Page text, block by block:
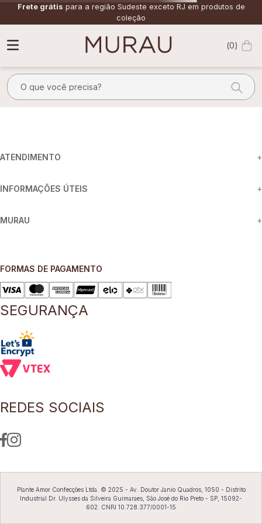
Frete grátis para a região Sudeste exceto RJ em produtos de
coleção
0
O que você precisa?
Nenhum resultado
encontrado :(
Infelizmente sua busca não retornou nenhum resultado.
Mas não se preocupe, você pode fazer uma nova busca